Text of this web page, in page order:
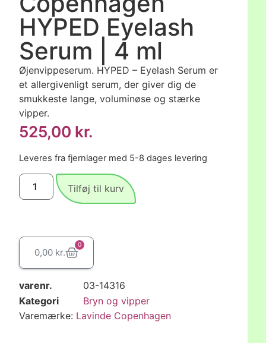
HYPED Eyelash
Serum | 4 ml
Øjenvippeserum. HYPED – Eyelash Serum er
et allergivenligt serum, der giver dig de
smukkeste lange, voluminøse og stærke
vipper.
525,00 kr.
Leveres fra fjernlager med 5-8 dages levering
Tilføj til kurv
0,00 kr.
0
varenr.
03-14316
Kategori
Bryn og vipper
Varemærke: Lavinde Copenhagen